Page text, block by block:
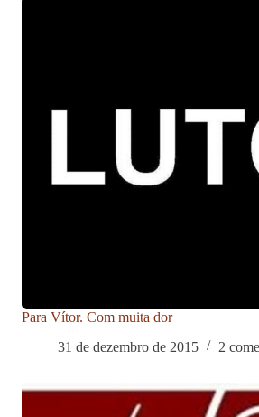
Para Vítor. Com muita dor
31 de dezembro de 2015
2